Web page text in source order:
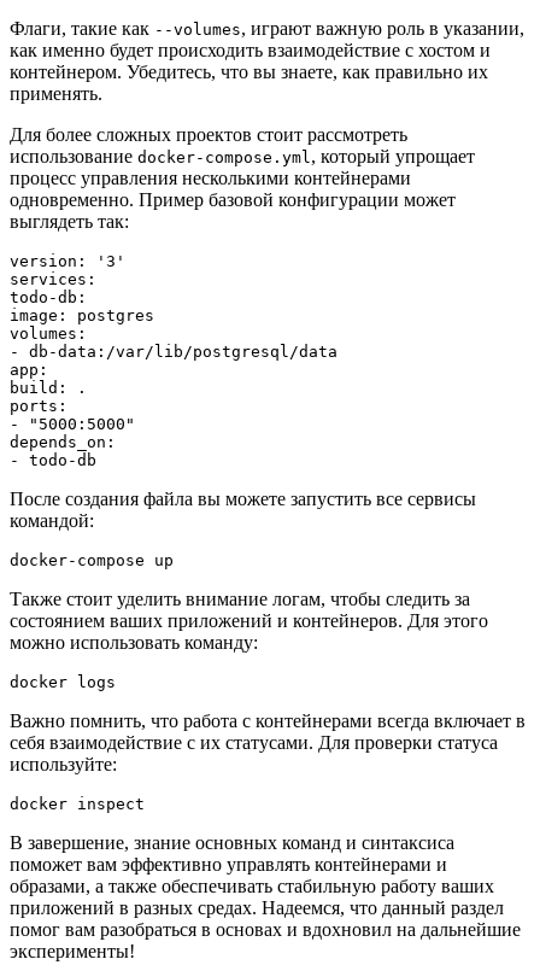
Флаги, такие как --volumes, играют важную роль в указании,
как именно будет происходить взаимодействие с хостом и
контейнером. Убедитесь, что вы знаете, как правильно их
применять.
Для более сложных проектов стоит рассмотреть
использование docker-compose.yml , который упрощает
процесс управления несколькими контейнерами
одновременно. Пример базовой конфигурации может
выглядеть так:
version: '3'
services:
todo-db:
image: postgres
volumes:
- db-data:/var/lib/postgresql/data
app:
build: .
ports:
- "5000:5000"
depends_on:
- todo-db
После создания файла вы можете запустить все сервисы
командой:
docker-compose up
Также стоит уделить внимание логам, чтобы следить за
состоянием ваших приложений и контейнеров. Для этого
можно использовать команду:
docker logs
Важно помнить, что работа с контейнерами всегда включает в
себя взаимодействие с их статусами. Для проверки статуса
используйте:
docker inspect
В завершение, знание основных команд и синтаксиса
поможет вам эффективно управлять контейнерами и
образами, а также обеспечивать стабильную работу ваших
приложений в разных средах. Надеемся, что данный раздел
помог вам разобраться в основах и вдохновил на дальнейшие
эксперименты!